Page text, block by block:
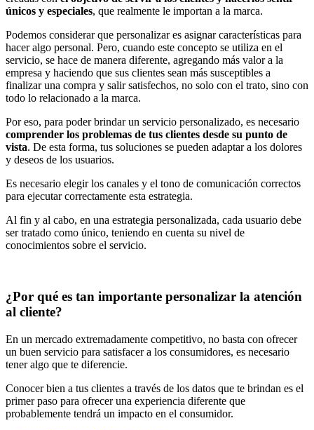
únicos y especiales, que realmente le importan a la marca.
Podemos considerar que personalizar es asignar características para
hacer algo personal. Pero, cuando este concepto se utiliza en el
servicio, se hace de manera diferente, agregando más valor a la
empresa y haciendo que sus clientes sean más susceptibles a
finalizar una compra y salir satisfechos, no solo con el trato, sino con
todo lo relacionado a la marca.
Por eso, para poder brindar un servicio personalizado, es necesario
comprender los problemas de tus clientes desde su punto de
vista. De esta forma, tus soluciones se pueden adaptar a los dolores
y deseos de los usuarios.
Es necesario elegir los canales y el tono de comunicación correctos
para ejecutar correctamente esta estrategia.
Al fin y al cabo, en una estrategia personalizada, cada usuario debe
ser tratado como único, teniendo en cuenta su nivel de
conocimientos sobre el servicio.
¿Por qué es tan importante personalizar la atención
al cliente?
En un mercado extremadamente competitivo, no basta con ofrecer
un buen servicio para satisfacer a los consumidores, es necesario
tener algo que te diferencie.
Conocer bien a tus clientes a través de los datos que te brindan es el
primer paso para ofrecer una experiencia diferente que
probablemente tendrá un impacto en el consumidor.